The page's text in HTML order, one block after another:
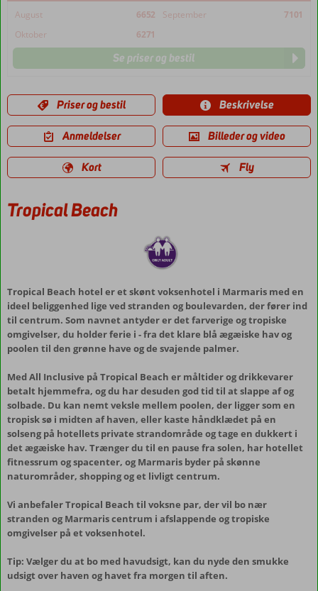
August 6652 September
7101
Oktober
6271
Se priser og bestil
Priser og bestil Beskrivelse
Anmeldelser Billeder og video
Kort Fly
Tropical Beach
Tropical Beach hotel er et skønt voksenhotel i Marmaris med en
ideel beliggenhed lige ved stranden og boulevarden, der fører ind
til centrum. Som navnet antyder er det farverige og tropiske
omgivelser, du holder ferie i - fra det klare blå ægæiske hav og
poolen til den grønne have og de svajende palmer.
Med All Inclusive på Tropical Beach er måltider og drikkevarer
betalt hjemmefra, og du har desuden god tid til at slappe af og
solbade. Du kan nemt veksle mellem poolen, der ligger som en
tropisk sø i midten af haven, eller kaste håndklædet på en
solseng på hotellets private strandområde og tage en dukkert i
det ægæiske hav. Trænger du til en pause fra solen, har hotellet
fitnessrum og spacenter, og Marmaris byder på skønne
naturområder, shopping og et livligt centrum.
Vi anbefaler Tropical Beach til voksne par, der vil bo nær
stranden og Marmaris centrum i afslappende og tropiske
omgivelser på et voksenhotel.
Tip: Vælger du at bo med havudsigt, kan du nyde den smukke
udsigt over haven og havet fra morgen til aften.